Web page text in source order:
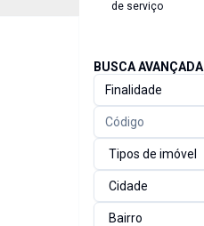
de serviço
BUSCA AVANÇADA
Finalidade
Tipos de imóvel
Cidade
Bairro